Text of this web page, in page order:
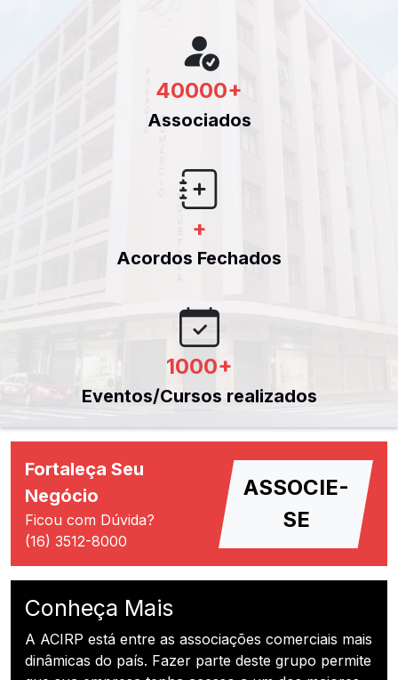
40000+
Associados
+
Acordos Fechados
1000+
Eventos/Cursos realizados
Fortaleça Seu
Negócio
Ficou com Dúvida?
(16) 3512-8000
ASSOCIE-
SE
Conheça Mais
A ACIRP está entre as associações comerciais mais
dinâmicas do país. Fazer parte deste grupo permite